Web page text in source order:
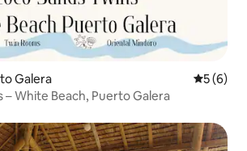
Galera
5 (6)
– White Beach, Puerto Galera